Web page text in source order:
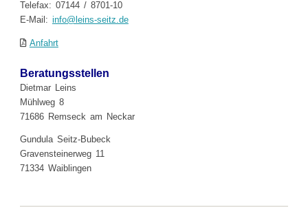
Telefax: 07144 / 8701-10
E-Mail: info@leins-seitz.de
Anfahrt
Beratungsstellen
Dietmar Leins
Mühlweg 8
71686 Remseck am Neckar
Gundula Seitz-Bubeck
Gravensteinerweg 11
71334 Waiblingen